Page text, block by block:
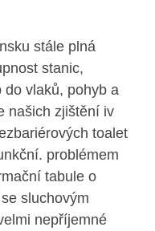
stále plná
stanic,
do vlaků, pohyb a
našich zjištění iv
toalet
problémem
tabule o
sluchovým
nepříjemné